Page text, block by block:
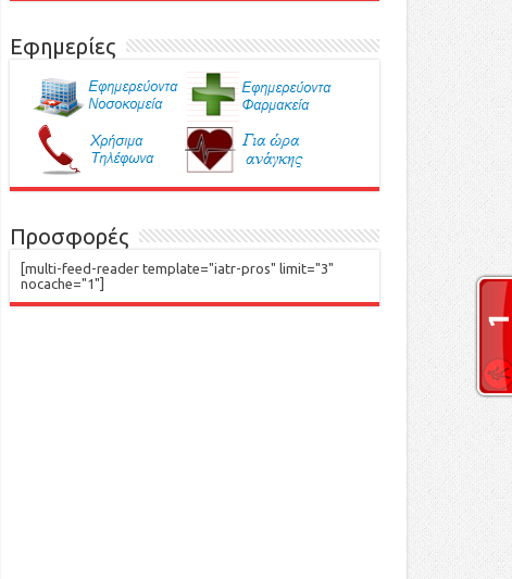
Εφημερίες
Προσφορές
[multi-feed-reader template="iatr-pros" limit="3"
nocache="1"]